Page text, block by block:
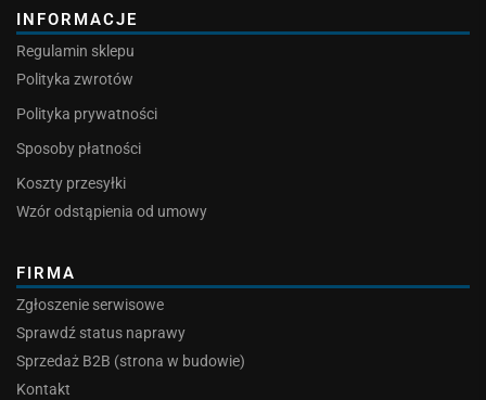
INFORMACJE
Regulamin sklepu
Polityka zwrotów
Polityka prywatności
Sposoby płatności
Koszty przesyłki
Wzór odstąpienia od umowy
FIRMA
Zgłoszenie serwisowe
Sprawdź status naprawy
Sprzedaż B2B (strona w budowie)
Kontakt